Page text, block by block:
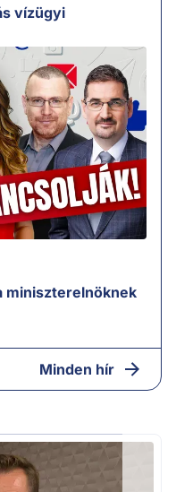
vízügyi
miniszterelnöknek
Minden hír